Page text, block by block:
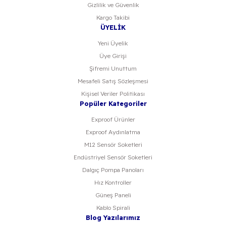
Gizlilik ve Güvenlik
Kargo Takibi
ÜYELİK
Yeni Üyelik
Üye Girişi
Şifremi Unuttum
Mesafeli Satış Sözleşmesi
Kişisel Veriler Politikası
Popüler Kategoriler
Exproof Ürünler
Exproof Aydınlatma
M12 Sensör Soketleri
Endüstriyel Sensör Soketleri
Dalgıç Pompa Panoları
Hız Kontroller
Güneş Paneli
Kablo Spirali
Blog Yazılarımız